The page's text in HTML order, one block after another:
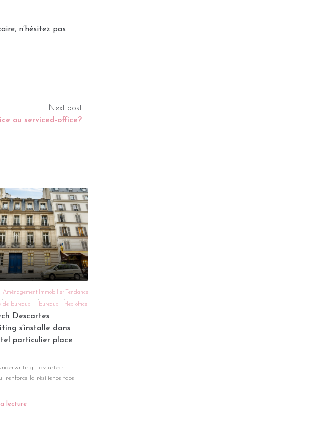
n’hésitez pas
Next post
ou serviced-office?
,
Aménagement
de bureaux
,
Immobilier
bureaux
,
Tendance
flex office
Descartes
s’installe dans
particulier place
- assurtech
renforce la résilience face
lecture